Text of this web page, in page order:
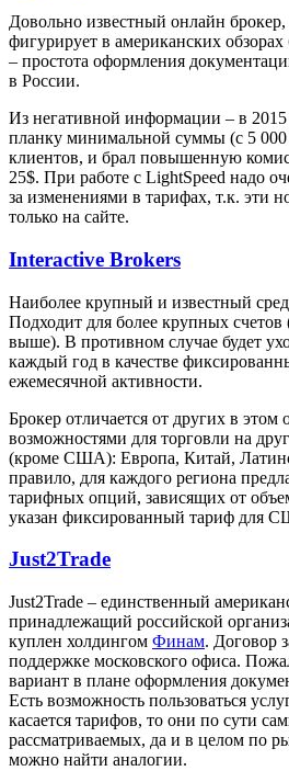
Довольно известный онлайн брокер,
фигурирует в американских
– простота оформления
в России.
Из негативной информации – в
планку минимальной суммы (с 5 000
клиентов, и брал повышенную
25$. При работе с LightSpeed надо
за изменениями в тарифах, т.к. эти
только на сайте.
Interactive Brokers
Наиболее крупный и известный
Подходит для более крупных
выше). В противном случае будет
каждый год в качестве
ежемесячной активности.
Брокер отличается от других в
возможностями для торговли на
(кроме США): Европа, Китай,
правило, для каждого региона
тарифных опций, зависящих от
указан фиксированный тариф для
Just2Trade
Just2Trade – единственный
принадлежащий российской
куплен холдингом Финам. Договор
поддержке московского офиса.
вариант в плане оформления
Есть возможность пользоваться
касается тарифов, то они по сути
рассматриваемых, да и в целом по
можно найти аналогии.